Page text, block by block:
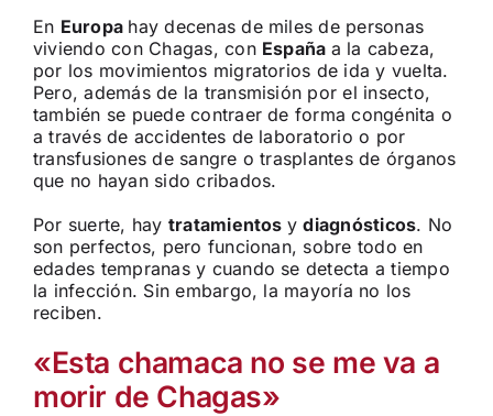
En Europa hay decenas de miles de personas
viviendo con Chagas, con España a la cabeza,
por los movimientos migratorios de ida y vuelta.
Pero, además de la transmisión por el insecto,
también se puede contraer de forma congénita o
a través de accidentes de laboratorio o por
transfusiones de sangre o trasplantes de órganos
que no hayan sido cribados.
Por suerte, hay tratamientos ydiagnósticos. No
son perfectos, pero funcionan, sobre todo en
edades tempranas y cuando se detecta a tiempo
la infección. Sin embargo, la mayoría no los
reciben.
«Esta chamaca no se me va a
morir de Chagas»